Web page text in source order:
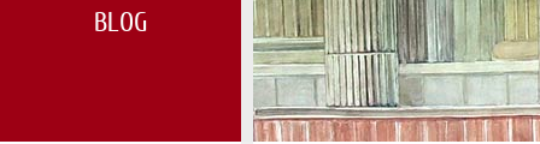
BLOG